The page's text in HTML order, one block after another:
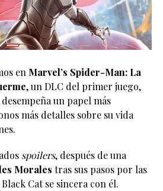
en Marvel’s Spider-Man: La
, un DLC del primer juego,
un papel más
más detalles sobre su vida
spoilers, después de una
Morales tras sus pasos por las
Cat se sincera con él.